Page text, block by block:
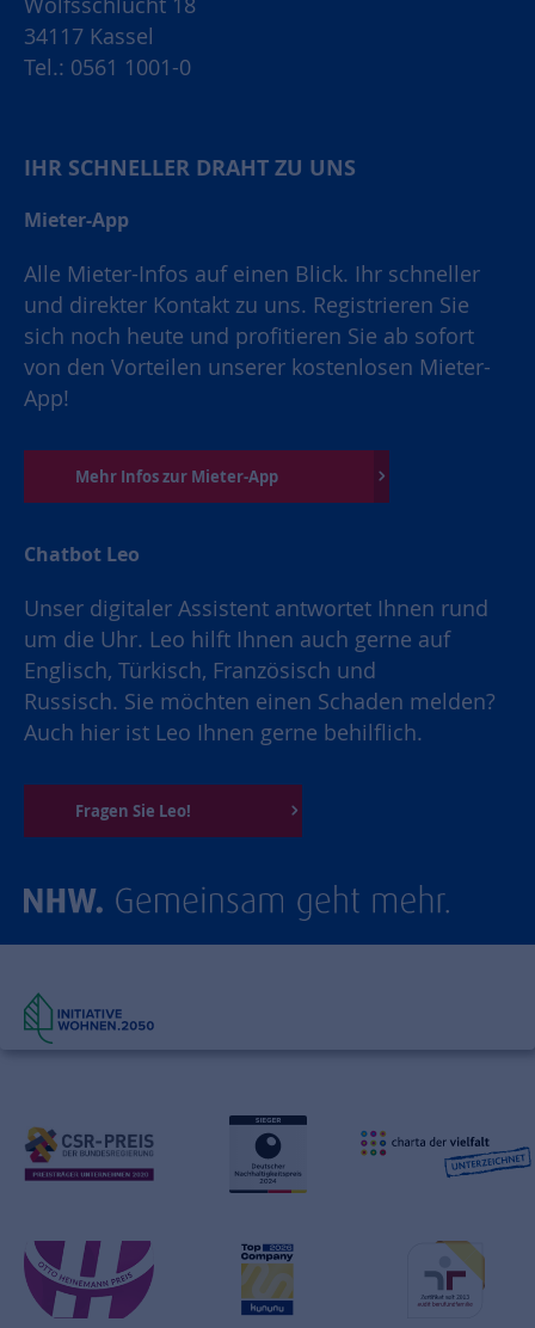
34117 Kassel
Tel.: 0561 1001-0
IHR SCHNELLER DRAHT ZU UNS
Mieter-App
Alle Mieter-Infos auf einen Blick. Ihr schneller
und direkter Kontakt zu uns. Registrieren Sie
sich noch heute und profitieren Sie ab sofort
von den Vorteilen unserer kostenlosen Mieter-
App!
Mehr Infos zur Mieter-App
Chatbot Leo
Unser digitaler Assistent antwortet Ihnen rund
um die Uhr. Leo hilft Ihnen auch gerne auf
Englisch, Türkisch, Französisch und
Russisch. Sie möchten einen Schaden melden?
Auch hier ist Leo Ihnen gerne behilflich.
Fragen Sie Leo!